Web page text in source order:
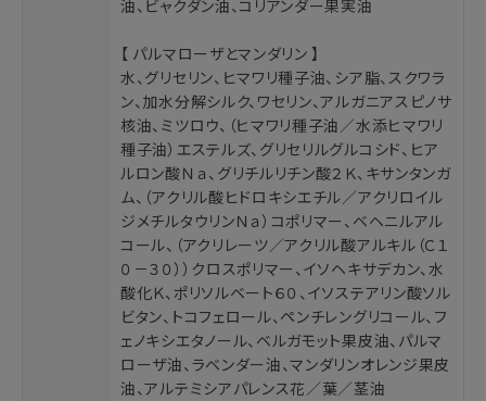
油、ビャクダン油、コリアンダー果実油
【 パルマローザとマンダリン 】
水、グリセリン、ヒマワリ種子油、シア脂、スクワラ
ン、加水分解シルク、ワセリン、アルガニアスピノサ
核油、ミツロウ、（ヒマワリ種子油／水添ヒマワリ
種子油）エステルズ、グリセリルグルコシド、ヒア
ルロン酸Ｎａ、グリチルリチン酸２Ｋ、キサンタンガ
ム、（アクリル酸ヒドロキシエチル／アクリロイル
ジメチルタウリンＮａ）コポリマー、ベヘニルアル
コール、（アクリレーツ／アクリル酸アルキル（Ｃ１
０－３０））クロスポリマー、イソヘキサデカン、水
酸化Ｋ、ポリソルベート６０、イソステアリン酸ソル
ビタン、トコフェロール、ペンチレングリコール、フ
ェノキシエタノール、ベルガモット果皮油、パルマ
ローザ油、ラベンダー油、マンダリンオレンジ果皮
油、アルテミシアパレンス花／葉／茎油